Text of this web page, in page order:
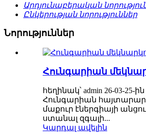
Արդյունաբերական
Ընկերության նորություններ
Նորություններ
Հունգարիան
հեղինակ՝ admin 26-03-25-ին
Հունգարիան
մաքուր էներգիայի
ստանալ զգալի...
Կարդալ ավելին